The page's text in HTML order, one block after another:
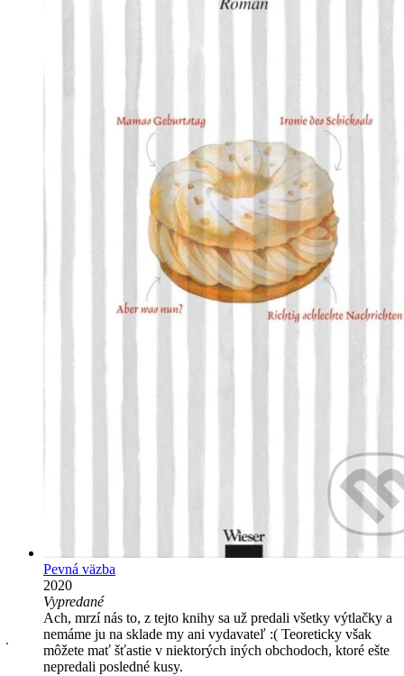
Pevná väzba
2020
Vypredané
Ach, mrzí nás to, z tejto knihy sa už predali všetky výtlačky a
nemáme ju na sklade my ani vydavateľ :( Teoreticky však
môžete mať šťastie v niektorých iných obchodoch, ktoré ešte
nepredali posledné kusy.